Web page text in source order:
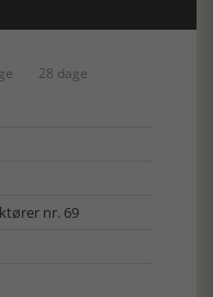
28 dage
nr. 69